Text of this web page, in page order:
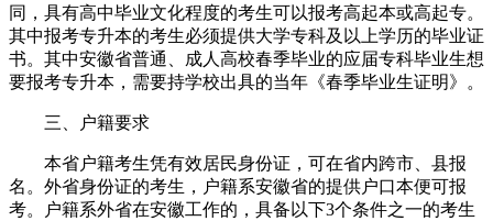
同，具有高中毕业文化程度的考生可以报考高起本或高起专。
其中报考专升本的考生必须提供大学专科及以上学历的毕业证
书。其中安徽省普通、成人高校春季毕业的应届专科毕业生想
要报考专升本，需要持学校出具的当年《春季毕业生证明》。
三、户籍要求
本省户籍考生凭有效居民身份证，可在省内跨市、县报
名。外省身份证的考生，户籍系安徽省的提供户口本便可报
考。户籍系外省在安徽工作的，具备以下3个条件之一的考生